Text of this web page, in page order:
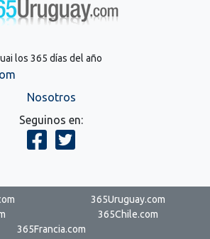
los 365 días del año
Nosotros
Seguinos en:
365Uruguay.com
365Chile.com
365Francia.com